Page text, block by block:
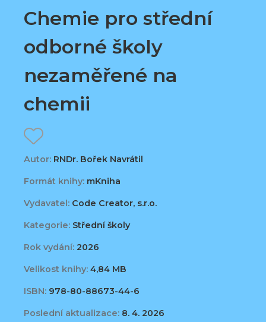
Chemie pro střední
odborné školy
nezaměřené na
chemii
Autor: RNDr. Bořek Navrátil
Formát knihy: mKniha
Vydavatel: Code Creator, s.r.o.
Kategorie: Střední školy
Rok vydání: 2026
Velikost knihy: 4,84 MB
ISBN: 978-80-88673-44-6
Poslední aktualizace: 8. 4. 2026